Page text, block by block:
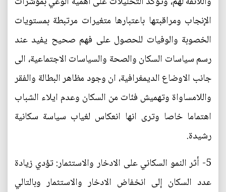
الإنجاب ومراقبتها باعتبارها متغيرات مرتبطة بمستويات
الخصوبة والوفيات للحصول على فهم صحيح يفيد عند
رسم سياسات السكان والصحة والسياسات الاجتماعية، الى
جانب الاوضاع الديمغرافية، ان وجود مظاهر البطالة والفقر
واللامساواة وتهميش فئات من السكان وعدم ايلاء الشباب
اهتماما خاصا وترى انها انعكاس لغياب سياسة سكانية
رشيدة.
5- أثر النمو السكاني على الادخار والاستثمار: تؤدي زيادة
عدد السكان إلى انخفاض الادخار والاستثمار وبالتالي